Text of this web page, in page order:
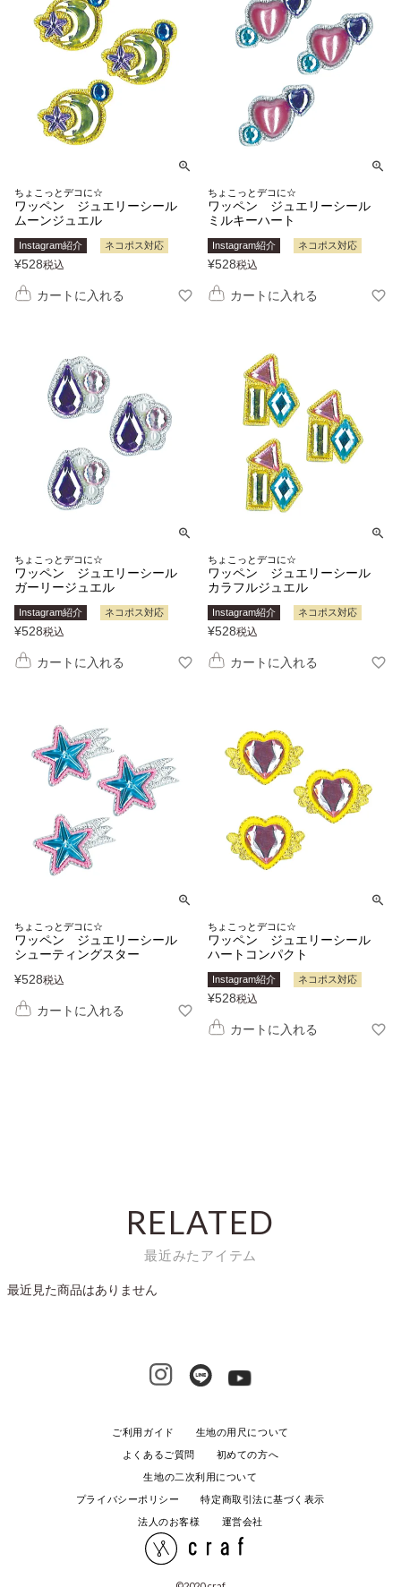
ちょこっとデコに☆
ワッペン ジュエリーシール
ムーンジュエル
Instagram紹介 ネコポス対応
¥528税込
カートに入れる
ちょこっとデコに☆
ワッペン ジュエリーシール
ミルキーハート
Instagram紹介 ネコポス対応
¥528税込
カートに入れる
ちょこっとデコに☆
ワッペン ジュエリーシール
ガーリージュエル
Instagram紹介 ネコポス対応
¥528税込
カートに入れる
ちょこっとデコに☆
ワッペン ジュエリーシール
カラフルジュエル
Instagram紹介 ネコポス対応
¥528税込
カートに入れる
ちょこっとデコに☆
ワッペン ジュエリーシール
シューティングスター
¥528税込
カートに入れる
ちょこっとデコに☆
ワッペン ジュエリーシール
ハートコンパクト
Instagram紹介 ネコポス対応
¥528税込
カートに入れる
RELATED
最近みたアイテム
最近見た商品はありません
ご利用ガイド 生地の用尺について
よくあるご質問 初めての方へ
生地の二次利用について
プライバシーポリシー 特定商取引法に基づく表示
法人のお客様 運営会社